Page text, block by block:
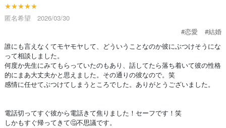
★★★★★
匿名希望 2026/03/30
#恋愛
#結婚
誰にも言えなくてモヤモヤして、どういうことなのか彼にぶつけそうにな
って相談しました。
何度か先生にみてもらっていたのもあり、話してたら落ち着いて彼の性格
的にまあ大丈夫かと思えました。その通りの彼なので。笑
感情に任せてぶつけてしまうところでした。ありがとうございました。
電話切ってすぐ彼から電話きて焦りました！セーフです！笑
しかもすぐ帰ってきて🤔不思議です。